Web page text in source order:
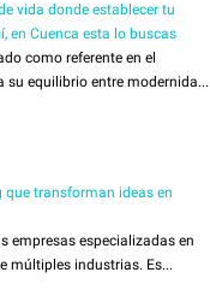
vida donde establecer tu
en Cuenca esta lo buscas
como referente en el
equilibrio entre modernida...
que transforman ideas en
empresas especializadas en
múltiples industrias. Es...